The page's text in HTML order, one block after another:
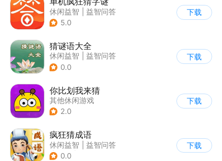
休闲益智
益智问答
| 猜谜
5.0
下载
猜谜语大全
休闲益智
益智问答
0.0
下载
你比划我来猜
其他休闲游戏
| 休闲解压
2.0
下载
疯狂猜成语
休闲益智
益智问答
| 成语
0.0
下载